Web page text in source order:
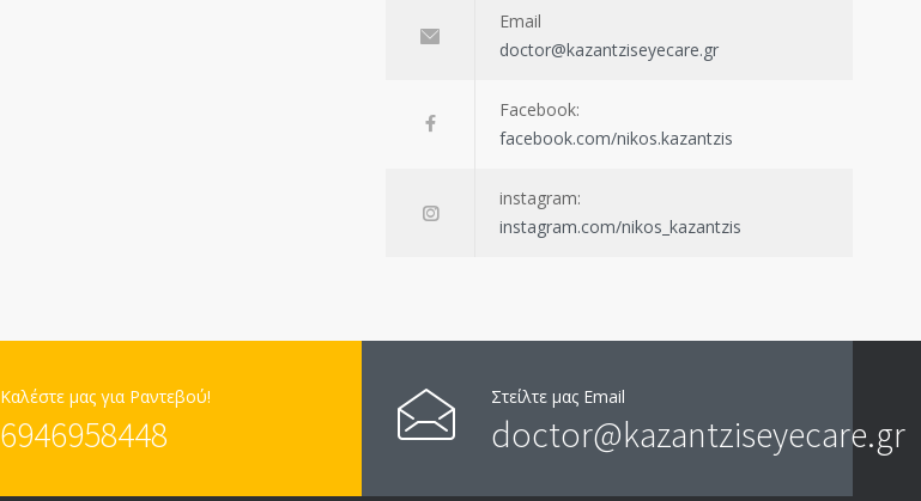
Email
doctor@kazantziseyecare.gr
Facebook:
facebook.com/nikos.kazantzis
instagram:
instagram.com/nikos_kazantzis
Καλέστε μας για Ραντεβού!
6946958448
Στείλτε μας Email
doctor@kazantziseyecare.gr